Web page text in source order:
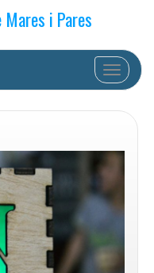
i Pares
Cambiar